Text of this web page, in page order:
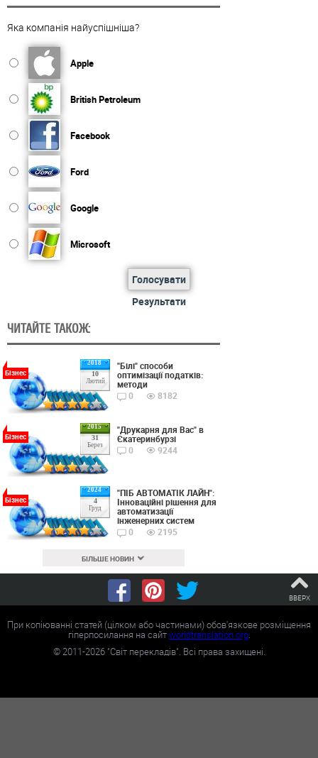
Яка компанія найуспішніша?
Apple
British Petroleum
Facebook
Ford
Google
Microsoft
Голосувати
Результати
ЧИТАЙТЕ ТАКОЖ:
2018
10
Лютий
Бізнес
"Білі" способи
оптимізації податків:
методи
0
8182
2015
31
Берез
Бізнес
"Друкарня для Вас" в
Єкатеринбурзі
0
9244
2024
4
Груд
Бізнес
"ПІБ АВТОМАТІК ЛАЙН":
Інноваційні рішення для
автоматизації
інженерних систем
0
2195
БІЛЬШЕ НОВИН
ВВЕРХ
При копіюванні статей (цілком або частинами) обов'язкове розміщення
гіперпосилання на сайтworldtranslation.org.
©2011-2026"Світ перекладів". Всі права захищені.